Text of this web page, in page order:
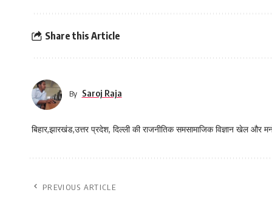
Share this Article
By Saroj Raja
बिहार,झारखंड,उत्तर प्रदेश, दिल्ली की राजनीतिक समसामाजिक विज्ञान खेल और
PREVIOUS ARTICLE